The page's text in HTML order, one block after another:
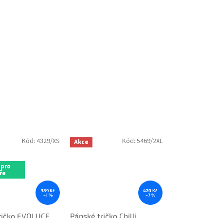
389 Kč
–1 %
EVOLUCE
Kód: 4329/XS Akce
420 Kč
–7 %
Pánské tričko Chilli
Kód: 5469/2XL